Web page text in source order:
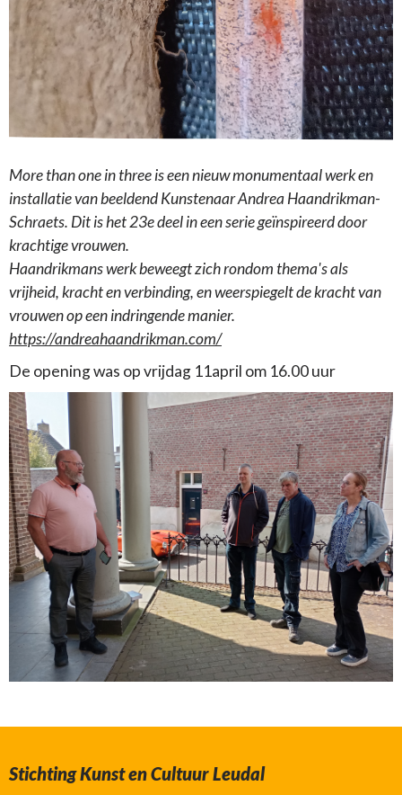
More than one in three is een nieuw monumentaal werk en
installatie van beeldend Kunstenaar Andrea Haandrikman-
Schraets. Dit is het 23e deel in een serie geïnspireerd door
krachtige vrouwen.
Haandrikmans werk beweegt zich rondom thema's als
vrijheid, kracht en verbinding, en weerspiegelt de kracht van
vrouwen op een indringende manier.
https://andreahaandrikman.com/
De opening was op vrijdag 11april om 16.00 uur
Stichting Kunst en Cultuur Leudal